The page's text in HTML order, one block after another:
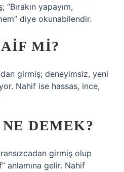
“Bırakın yapayım,
diye okunabilendir.
MI?
girmiş; deneyimsiz, yeni
Nahif ise hassas, ince,
DEMEK?
girmiş olup
anlamına gelir. Nahif